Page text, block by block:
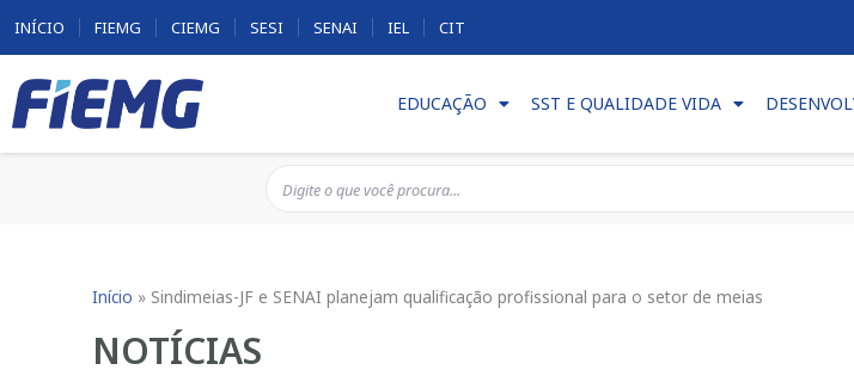
INÍCIO FIEMG CIEMG SESI SENAI IEL CIT
EDUCAÇÃO SST E QUALIDADE VIDA
Início » Sindimeias-JF e SENAI planejam qualificação profissional para o setor de meias
NOTÍCIAS